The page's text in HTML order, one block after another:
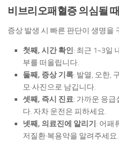
비브리오패혈증 의심될
증상 발생 시 빠른 판단이 생명을
첫째, 시간 확인: 최근 1~3일
부를 떠올립니다.
둘째, 증상 기록: 발열, 오한,
모·사진으로 남깁니다.
셋째, 즉시 진료: 가까운 응
다. 자차 운전은 피하세요.
넷째, 의료진에 알리기 : 어패
저질환·복용약을 알려주세요.